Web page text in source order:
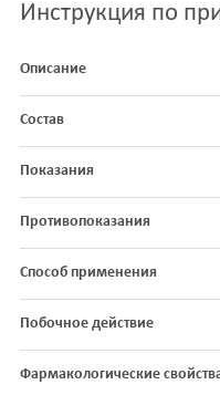
Инструкция по
Описание
Состав
Показания
Противопоказания
Способ применения
Побочное действие
Фармакологические